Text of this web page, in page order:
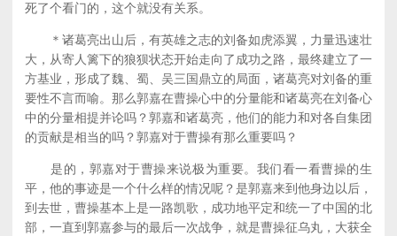
死了个看门的，这个就没有关系。
＊诸葛亮出山后，有英雄之志的刘备如虎添翼，力量迅速壮
大，从寄人篱下的狼狈状态开始走向了成功之路，最终建立了一
方基业，形成了魏、蜀、吴三国鼎立的局面，诸葛亮对刘备的重
要性不言而喻。那么郭嘉在曹操心中的分量能和诸葛亮在刘备心
中的分量相提并论吗？郭嘉和诸葛亮，他们的能力和对各自集团
的贡献是相当的吗？郭嘉对于曹操有那么重要吗？
是的，郭嘉对于曹操来说极为重要。我们看一看曹操的生
平，他的事迹是一个什么样的情况呢？是郭嘉来到他身边以后，
到去世，曹操基本上是一路凯歌，成功地平定和统一了中国的北
部，一直到郭嘉参与的最后一次战争，就是曹操征乌丸，大获全